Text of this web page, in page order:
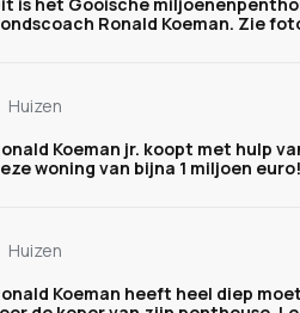
Ronald Koeman. Zie
Huizen
Koeman jr. koopt met hulp
woning van bijna 1 miljoen
Huizen
Koeman heeft heel diep